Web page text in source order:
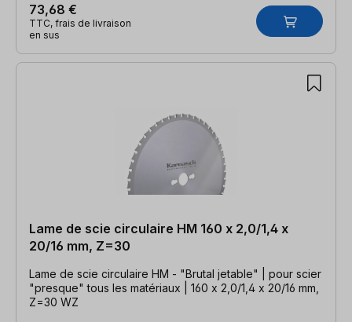
73,68 €
TTC, frais de livraison
en sus
Lame de scie circulaire HM 160 x 2,0/1,4 x
20/16 mm, Z=30
Lame de scie circulaire HM - "Brutal jetable" | pour scier
"presque" tous les matériaux | 160 x 2,0/1,4 x 20/16 mm,
Z=30 WZ